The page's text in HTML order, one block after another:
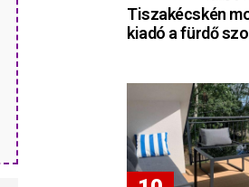
Tiszakécskén
kiadó a fürdő